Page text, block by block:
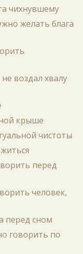
чихнувшему
желать блага
воздал хвалу
крыше
чистоты
перед
человек,
перед сном
говорить по